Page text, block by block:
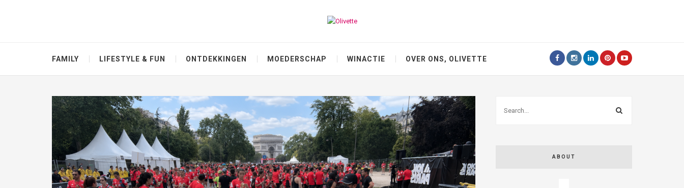
FAMILY LIFESTYLE & FUN ONTDEKKINGEN MOEDERSCHAP WINACTIE OVER ONS, OLIVETTE
ABOUT